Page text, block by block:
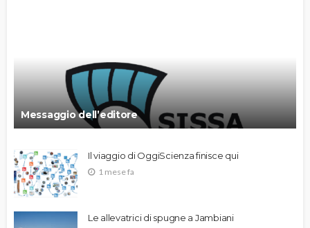
Messaggio dell’editore
Il viaggio di OggiScienza finisce qui
1 mese fa
Le allevatrici di spugne a Jambiani